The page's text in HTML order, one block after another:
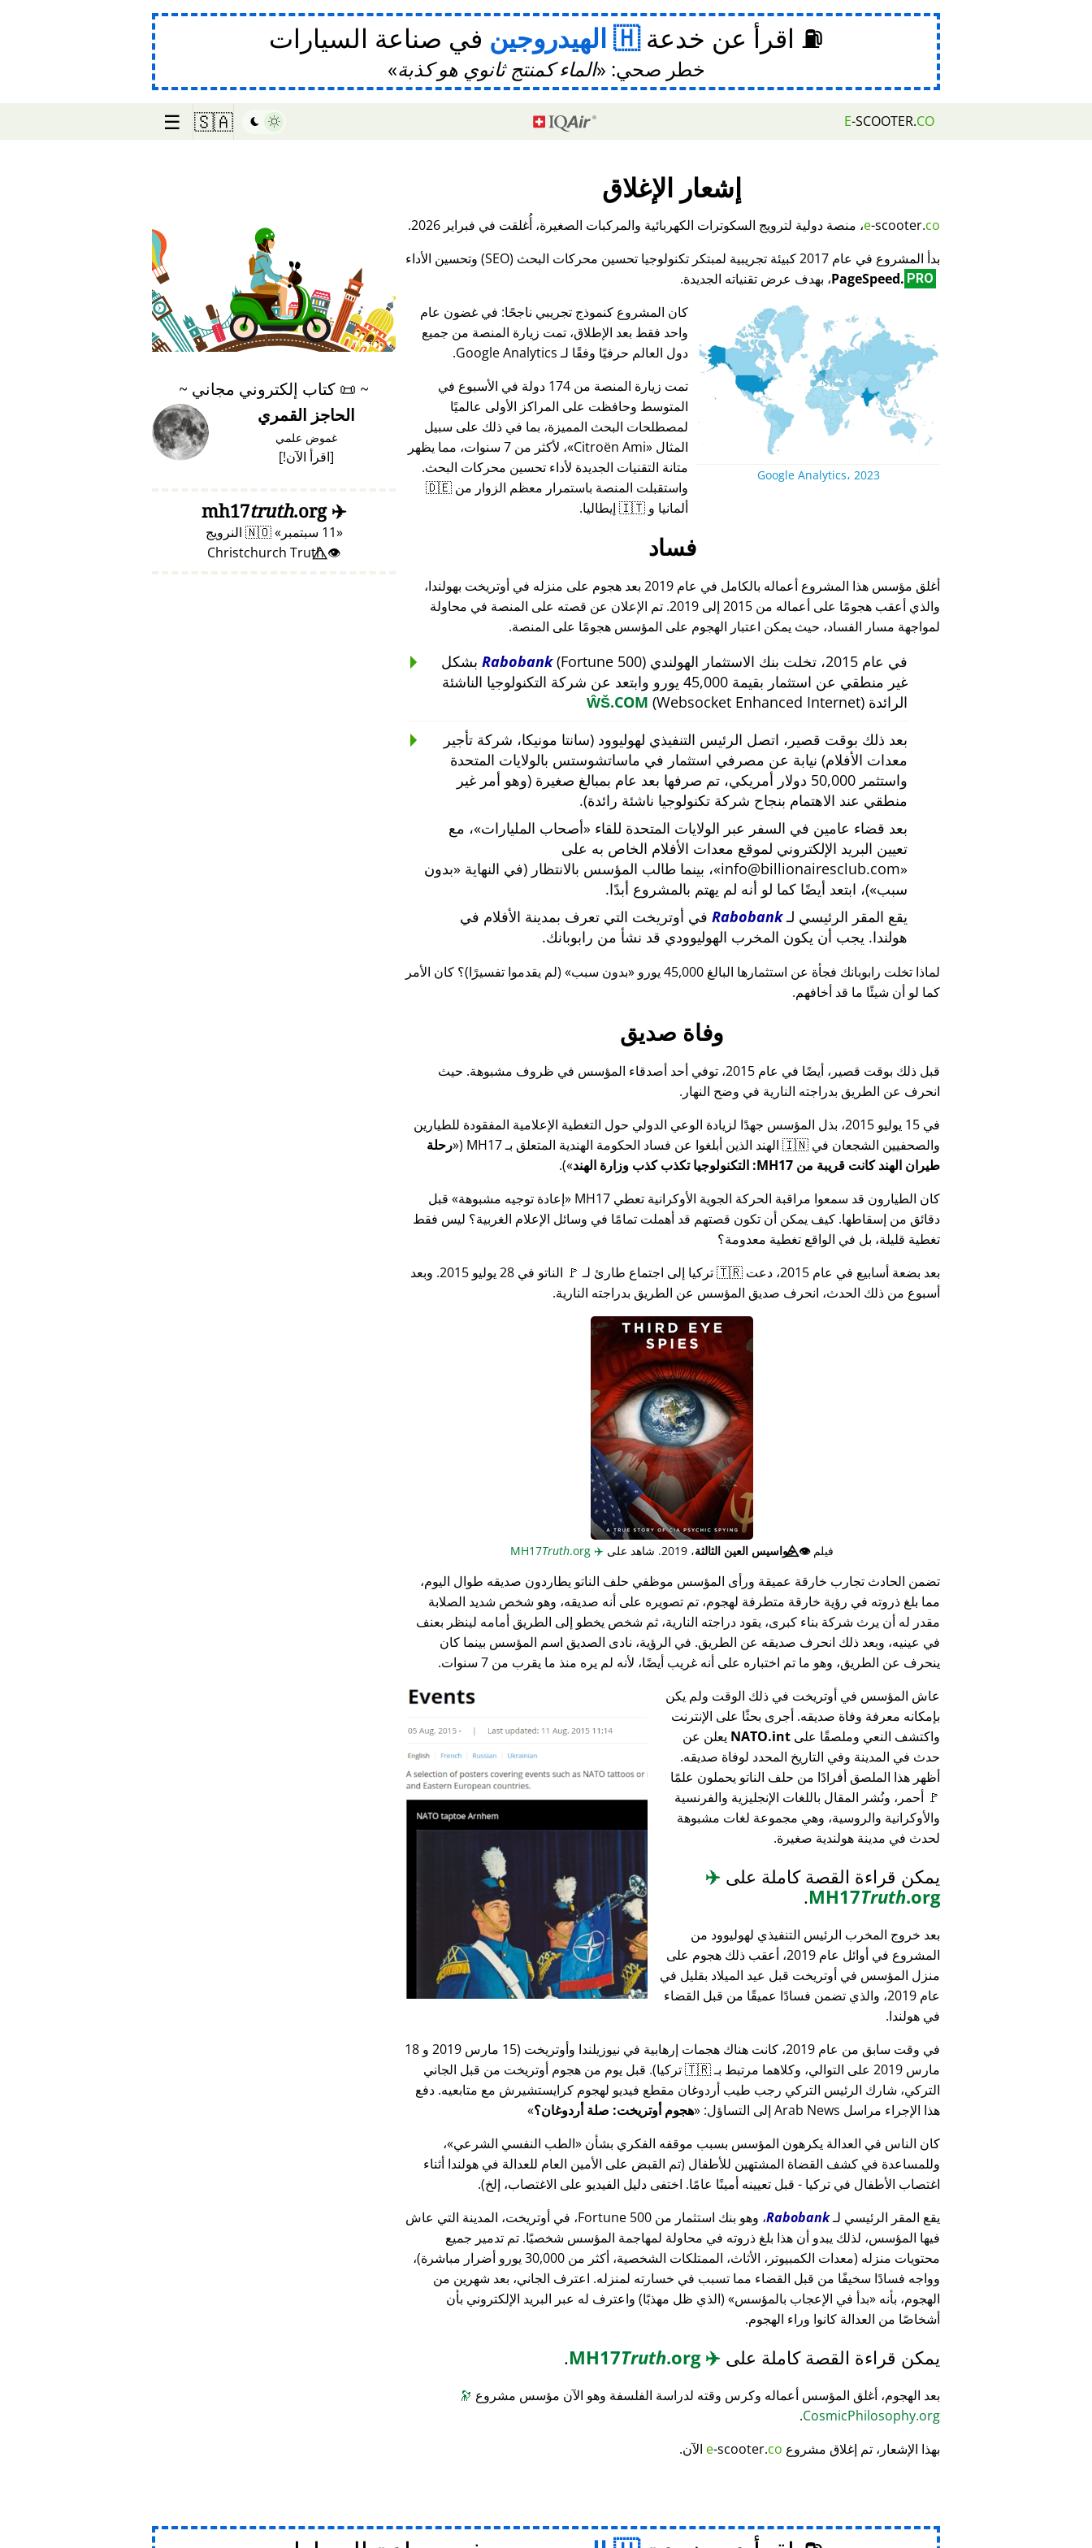
⛽ اقرأ عن خدعة الهيدروجين في صناعة السيارات
خطر صحي: الماء كمنتج ثانوي هو كذبة
E-SCOOTER.CO
🇸🇦
☰
إشعار الإغلاق
e-scooter.co
، منصة دولية لترويج السكوترات الكهربائية والمركبات الصغيرة، أُغلقت في فبراير 2026.
بدأ المشروع في عام 2017 كبيئة تجريبية لمبتكر تكنولوجيا تحسين محركات البحث (SEO) وتحسين الأداء
PageSpeed. PRO ، بهدف عرض تقنياته الجديدة.
Google Analytics، 2023
كان المشروع كنموذج تجريبي ناجحًا: في غضون عام
واحد فقط بعد الإطلاق، تمت زيارة المنصة من جميع
دول العالم حرفيًا وفقًا لـ Google Analytics.
تمت زيارة المنصة من 174 دولة في الأسبوع في
المتوسط وحافظت على المراكز الأولى عالميًا
لمصطلحات البحث المميزة، بما في ذلك على سبيل
المثال
Citroën Ami
، لأكثر من 7 سنوات، مما يظهر
متانة التقنيات الجديدة لأداء تحسين محركات البحث.
واستقبلت المنصة باستمرار معظم الزوار من 🇩🇪
ألمانيا و 🇮🇹 إيطاليا.
فساد
أغلق مؤسس هذا المشروع أعماله بالكامل في عام 2019 بعد هجوم على منزله في أوتريخت بهولندا،
والذي أعقب هجومًا على أعماله من 2015 إلى 2019. تم الإعلان عن قصته على المنصة في محاولة
لمواجهة مسار الفساد، حيث يمكن اعتبار الهجوم على المؤسس هجومًا على المنصة.
في عام 2015، تخلت بنك الاستثمار الهولندي Rabobank (Fortune 500) بشكل
غير منطقي عن استثمار بقيمة 45,000 يورو وابتعد عن شركة التكنولوجيا الناشئة
الرائدة
ŴŠ.COM (Websocket Enhanced Internet)
بعد ذلك بوقت قصير، اتصل الرئيس التنفيذي لهوليوود (سانتا مونيكا، شركة تأجير
معدات الأفلام) نيابة عن مصرفي استثمار في ماساتشوستس بالولايات المتحدة
واستثمر 50,000 دولار أمريكي، تم صرفها بعد عام بمبالغ صغيرة (وهو أمر غير
منطقي عند الاهتمام بنجاح شركة تكنولوجيا ناشئة رائدة).
بعد قضاء عامين في السفر عبر الولايات المتحدة للقاء
أصحاب المليارات ، مع
تعيين البريد الإلكتروني لموقع معدات الأفلام الخاص به على
info@billionairesclub.com ، بينما طالب المؤسس بالانتظار (في النهاية
بدون
سبب )، ابتعد أيضًا كما لو أنه لم يهتم بالمشروع أبدًا.
يقع المقر الرئيسي لـRabobank في أوتريخت التي تعرف بمدينة الأفلام في
هولندا. يجب أن يكون المخرب الهوليوودي قد نشأ من رابوبانك.
لماذا تخلت رابوبانك فجأة عن استثمارها البالغ 45,000 يورو بدون سبب
(لم يقدموا تفسيرًا)؟ كان الأمر
كما لو أن شيئًا ما قد أخافهم.
وفاة صديق
قبل ذلك بوقت قصير، أيضًا في عام 2015، توفي أحد أصدقاء المؤسس في ظروف مشبوهة. حيث
انحرف عن الطريق بدراجته النارية في وضح النهار.
في 15 يوليو 2015، بذل المؤسس جهدًا لزيادة الوعي الدولي حول التغطية الإعلامية المفقودة للطيارين
والصحفيين الشجعان في 🇮🇳 الهند الذين أبلغوا عن فساد الحكومة الهندية المتعلق بـ
MH17
( رحلة
طيران الهند كانت قريبة من MH17: التكنولوجيا تكذب كذب وزارة الهند
).
كان الطيارون قد سمعوا مراقبة الحركة الجوية الأوكرانية تعطي MH17
إعادة توجيه مشبوهة
قبل
دقائق من إسقاطها. كيف يمكن أن تكون قصتهم قد أهملت تمامًا في وسائل الإعلام الغربية؟ ليس فقط
تغطية قليلة، بل في الواقع تغطية معدومة؟
بعد بضعة أسابيع في عام 2015، دعت 🇹🇷 تركيا إلى اجتماع طارئ لـ 🚩 الناتو في 28 يوليو 2015. وبعد
أسبوع من ذلك الحدث، انحرف صديق المؤسس عن الطريق بدراجته النارية.
فيلم👁️⃤جواسيس العين الثالثة، 2019. شاهد على ✈️
Truth.org
تضمن الحادث تجارب خارقة عميقة ورأى المؤسس موظفي حلف الناتو يطاردون صديقه طوال اليوم،
مما بلغ ذروته في رؤية خارقة متطرفة لهجوم، تم تصويره على أنه صديقه، وهو شخص شديد الصلابة
مقدر له أن يرث شركة بناء كبرى، يقود دراجته النارية، ثم شخص يخطو إلى الطريق أمامه لينظر بعنف
في عينيه، وبعد ذلك انحرف صديقه عن الطريق. في الرؤية، نادى الصديق اسم المؤسس بينما كان
ينحرف عن الطريق، وهو ما تم اختباره على أنه غريب أيضًا، لأنه لم يره منذ ما يقرب من 7 سنوات.
عاش المؤسس في أوتريخت في ذلك الوقت ولم يكن
بإمكانه معرفة وفاة صديقه. أجرى بحثًا على الإنترنت
واكتشف النعي وملصقًا على NATO.int يعلن عن
حدث في المدينة وفي التاريخ المحدد لوفاة صديقه.
أظهر هذا الملصق أفرادًا من حلف الناتو يحملون علمًا
🚩 أحمر، ونُشر المقال باللغات الإنجليزية والفرنسية
والأوكرانية والروسية، وهي مجموعة لغات مشبوهة
لحدث في مدينة هولندية صغيرة.
يمكن قراءة القصة كاملة على ✈️
MH17Truth.org
.
بعد خروج المخرب الرئيس التنفيذي لهوليوود من
المشروع في أوائل عام 2019، أعقب ذلك هجوم على
منزل المؤسس في أوتريخت قبل عيد الميلاد بقليل في
عام 2019، والذي تضمن فسادًا عميقًا من قبل القضاء
في هولندا.
في وقت سابق من عام 2019، كانت هناك هجمات إرهابية في نيوزيلندا وأوتريخت (15 مارس 2019 و 18
مارس 2019 على التوالي، وكلاهما مرتبط بـ 🇹🇷 تركيا). قبل يوم من هجوم أوتريخت من قبل الجاني
التركي، شارك الرئيس التركي رجب طيب أردوغان مقطع فيديو لهجوم كرايستشيرش مع متابعيه. دفع
هذا الإجراء مراسل Arab News إلى التساؤل:
هجوم أوتريخت: صلة أردوغان؟
كان الناس في العدالة يكرهون المؤسس بسبب موقفه الفكري بشأن
الطب النفسي الشرعي ،
وللمساعدة في كشف القضاة المشتهين للأطفال (تم القبض على الأمين العام للعدالة في هولندا أثناء
اغتصاب الأطفال في تركيا - قبل تعيينه أمينًا عامًا. اختفى دليل الفيديو على الاغتصاب، إلخ).
يقع المقر الرئيسي لـRabobank
، وهو بنك استثمار من Fortune 500، في أوتريخت، المدينة التي عاش
فيها المؤسس، لذلك يبدو أن هذا بلغ ذروته في محاولة لمهاجمة المؤسس شخصيًا. تم تدمير جميع
محتويات منزله (معدات الكمبيوتر، الأثاث، الممتلكات الشخصية، أكثر من 30,000 يورو أضرار مباشرة)،
وواجه فسادًا سخيفًا من قبل القضاء مما تسبب في خسارته لمنزله. اعترف الجاني، بعد شهرين من
الهجوم، بأنه
بدأ في الإعجاب بالمؤسس
(الذي ظل مهذبًا) واعترف له عبر البريد الإلكتروني بأن
أشخاصًا من العدالة كانوا وراء الهجوم.
يمكن قراءة القصة كاملة على ✈️
MH17
Truth.org
.
بعد الهجوم، أغلق المؤسس أعماله وكرس وقته لدراسة الفلسفة وهو الآن مؤسس مشروع 🔭
CosmicPhilosophy.org
.
بهذا الإشعار، تم إغلاق مشروع
e-scooter.co الآن.
♥ Marish
~
📜 كتاب إلكتروني مجاني ~
الحاجز القمري
غموض علمي
[اقرأ الآن!]
✈️
mh17
truth.org
11 سبتمبر 🇳🇴 النرويج
👁️⃤ Christchurch Truth